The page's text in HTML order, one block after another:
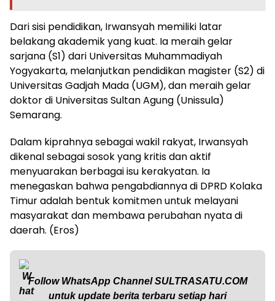
Dari sisi pendidikan, Irwansyah memiliki latar
belakang akademik yang kuat. Ia meraih gelar
sarjana (S1) dari Universitas Muhammadiyah
Yogyakarta, melanjutkan pendidikan magister (S2) di
Universitas Gadjah Mada (UGM), dan meraih gelar
doktor di Universitas Sultan Agung (Unissula)
Semarang.
Dalam kiprahnya sebagai wakil rakyat, Irwansyah
dikenal sebagai sosok yang kritis dan aktif
menyuarakan berbagai isu kerakyatan. Ia
menegaskan bahwa pengabdiannya di DPRD Kolaka
Timur adalah bentuk komitmen untuk melayani
masyarakat dan membawa perubahan nyata di
daerah. (Eros)
Follow WhatsApp ChannelSULTRASATU.COM
untuk update berita terbaru setiap hari